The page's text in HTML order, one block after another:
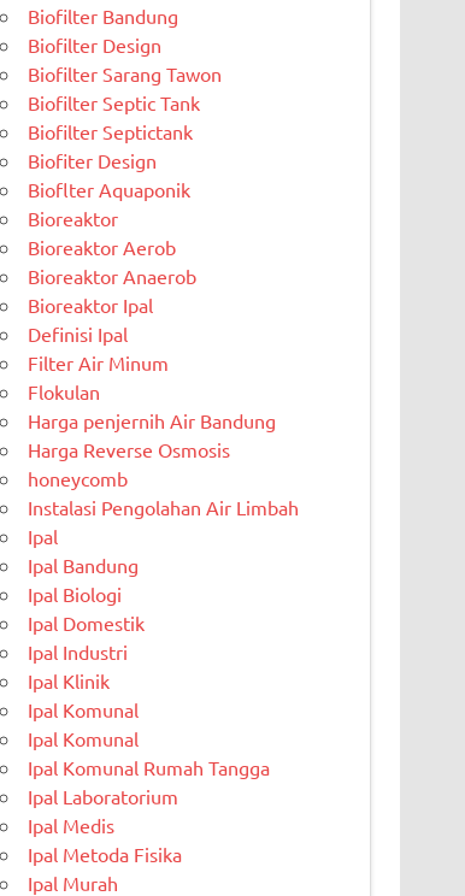
Biofilter Bandung
Biofilter Design
Biofilter Sarang Tawon
Biofilter Septic Tank
Biofilter Septictank
Biofiter Design
Bioflter Aquaponik
Bioreaktor
Bioreaktor Aerob
Bioreaktor Anaerob
Bioreaktor Ipal
Definisi Ipal
Filter Air Minum
Flokulan
Harga penjernih Air Bandung
Harga Reverse Osmosis
honeycomb
Instalasi Pengolahan Air Limbah
Ipal
Ipal Bandung
Ipal Biologi
Ipal Domestik
Ipal Industri
Ipal Klinik
Ipal Komunal
Ipal Komunal
Ipal Komunal Rumah Tangga
Ipal Laboratorium
Ipal Medis
Ipal Metoda Fisika
Ipal Murah